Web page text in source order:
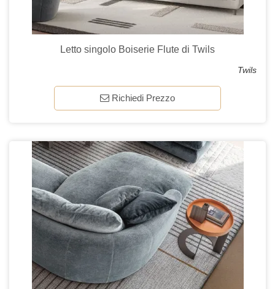
Letto singolo Boiserie Flute di Twils
Twils
Richiedi Prezzo